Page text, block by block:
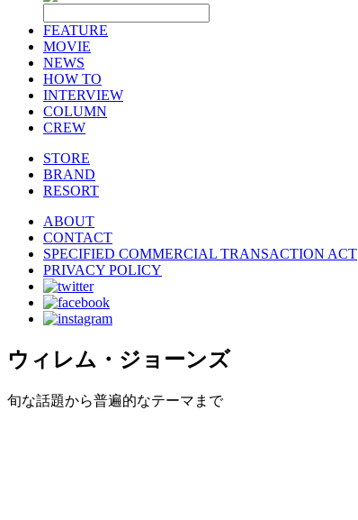
FEATURE
MOVIE
NEWS
HOW TO
INTERVIEW
COLUMN
CREW
STORE
BRAND
RESORT
ABOUT
CONTACT
SPECIFIED COMMERCIAL TRANSACTION ACT
PRIVACY POLICY
ウィレム・ジョーンズ
旬な話題から普遍的なテーマまで